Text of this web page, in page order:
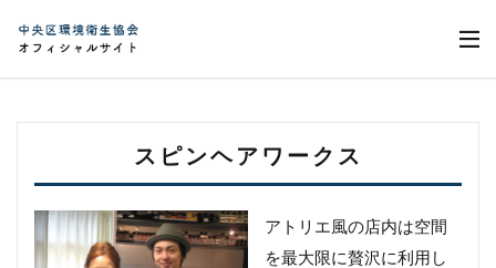
スピンヘアワークス
アトリエ風の店内は空間
を最大限に贅沢に利用し